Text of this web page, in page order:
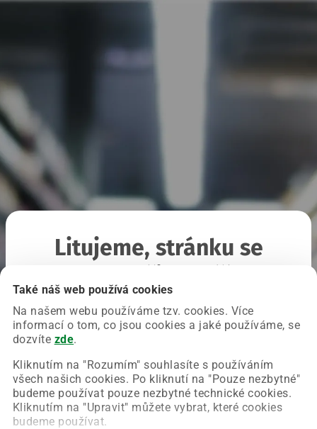
Také náš web používá cookies
Na našem webu používáme tzv. cookies. Více
informací o tom, co jsou cookies a jaké používáme, se
dozvíte zde.
Kliknutím na "Rozumím" souhlasíte s používáním
všech našich cookies. Po kliknutí na "Pouze nezbytné"
budeme používat pouze nezbytné technické cookies.
Kliknutím na "Upravit" můžete vybrat, které cookies
budeme používat.
Litujeme, stránku se
Chyba nastala na naší straně a už ji opravujeme.
Zkuste prosím znovu načíst požadovanou stránku.
Obnovit stránku Úvodní strana